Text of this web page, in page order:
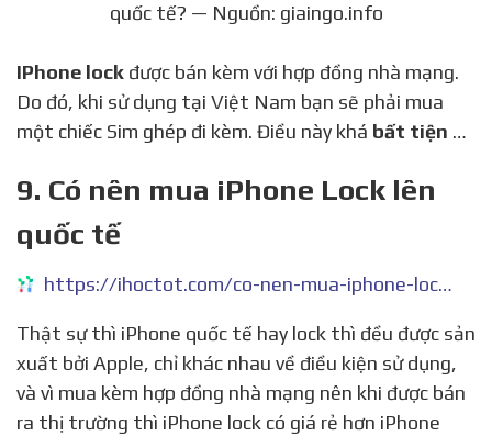
quốc tế? — Nguồn: giaingo.info
IPhone lock được bán kèm với hợp đồng nhà mạng.
Do đó, khi sử dụng tại Việt Nam bạn sẽ phải mua
một chiếc Sim ghép đi kèm. Điều này khá bất tiện …
9. Có nên mua iPhone Lock lên
quốc tế
https://ihoctot.com/co-nen-mua-iphone-lock-len-quoc-te
Thật sự thì iPhone quốc tế hay lock thì đều được sản
xuất bởi Apple, chỉ khác nhau về điều kiện sử dụng,
và vì mua kèm hợp đồng nhà mạng nên khi được bán
ra thị trường thì iPhone lock có giá rẻ hơn iPhone